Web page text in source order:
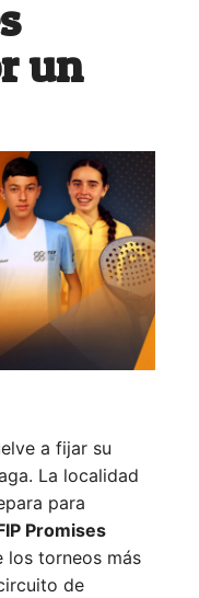
un
a fijar su
La localidad
para
Promises
los torneos más
de